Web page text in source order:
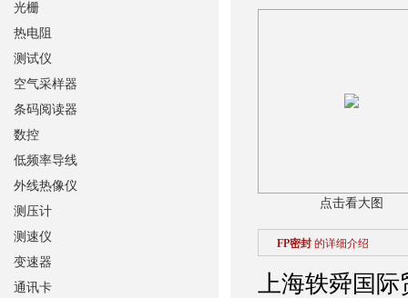
点击看大图
FP密封 的详细介绍
上海轶舜国际
光栅
热电阻
测试仪
空气采样器
条码阅读器
数控
低频率导线
外线热像仪
测压计
测速仪
变速器
通讯卡